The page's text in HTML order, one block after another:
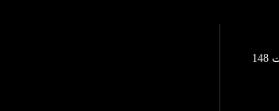
تهرانپارس، خیابان محمد رضایی(121)، بن بست 148